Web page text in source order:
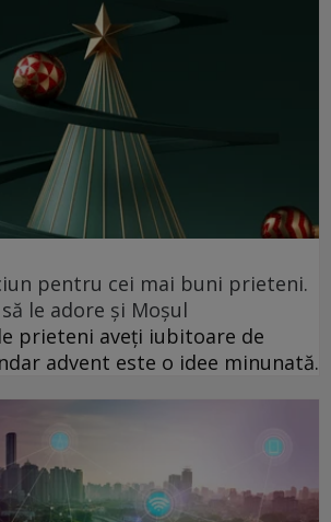
pentru cei mai buni prieteni.
le adore și Moșul
prieteni aveți iubitoare de
advent este o idee minunată.